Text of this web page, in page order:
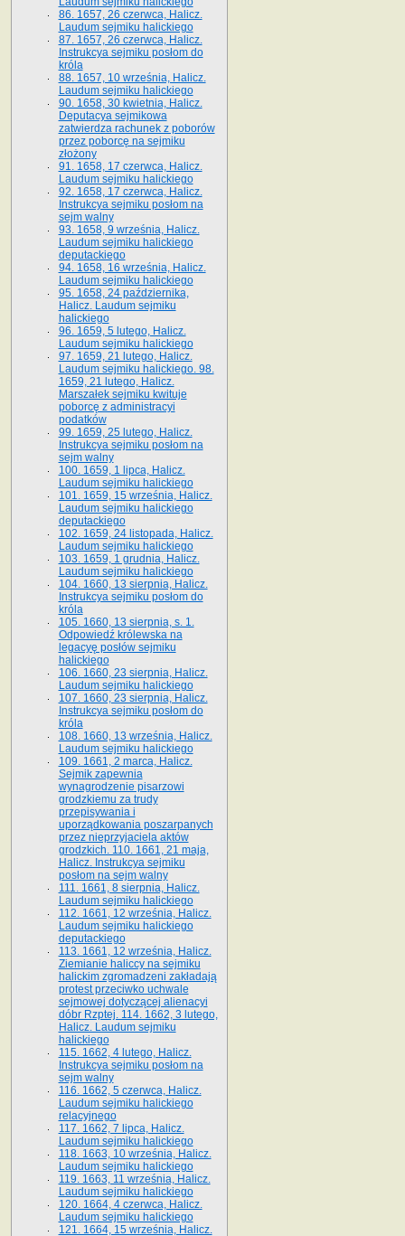
86. 1657, 26 czerwca, Halicz.
Laudum sejmiku halickiego
87. 1657, 26 czerwca, Halicz.
Instrukcya sejmiku posłom do
króla
88. 1657, 10 września, Halicz.
Laudum sejmiku halickiego
90. 1658, 30 kwietnia, Halicz.
Deputacya sejmikowa
zatwierdza rachunek z poborów
przez poborcę na sejmiku
złożony
91. 1658, 17 czerwca, Halicz.
Laudum sejmiku halickiego
92. 1658, 17 czerwca, Halicz.
Instrukcya sejmiku posłom na
sejm walny
93. 1658, 9 września, Halicz.
Laudum sejmiku halickiego
deputackiego
94. 1658, 16 września, Halicz.
Laudum sejmiku halickiego
95. 1658, 24 października,
Halicz. Laudum sejmiku
halickiego
96. 1659, 5 lutego, Halicz.
Laudum sejmiku halickiego
97. 1659, 21 lutego, Halicz.
Laudum sejmiku halickiego. 98.
1659, 21 lutego, Halicz.
Marszałek sejmiku kwituje
poborcę z administracyi
podatków
99. 1659, 25 lutego, Halicz.
Instrukcya sejmiku posłom na
sejm walny
100. 1659, 1 lipca, Halicz.
Laudum sejmiku halickiego
101. 1659, 15 września, Halicz.
Laudum sejmiku halickiego
deputackiego
102. 1659, 24 listopada, Halicz.
Laudum sejmiku halickiego
103. 1659, 1 grudnia, Halicz.
Laudum sejmiku halickiego
104. 1660, 13 sierpnia, Halicz.
Instrukcya sejmiku posłom do
króla
105. 1660, 13 sierpnia, s. 1.
Odpowiedź królewska na
legacyę posłów sejmiku
halickiego
106. 1660, 23 sierpnia, Halicz.
Laudum sejmiku halickiego
107. 1660, 23 sierpnia, Halicz.
Instrukcya sejmiku posłom do
króla
108. 1660, 13 września, Halicz.
Laudum sejmiku halickiego
109. 1661, 2 marca, Halicz.
Sejmik zapewnia
wynagrodzenie pisarzowi
grodzkiemu za trudy
przepisywania i
uporządkowania poszarpanych
przez nieprzyjaciela aktów
grodzkich. 110. 1661, 21 maja,
Halicz. Instrukcya sejmiku
posłom na sejm walny
111. 1661, 8 sierpnia, Halicz.
Laudum sejmiku halickiego
112. 1661, 12 września, Halicz.
Laudum sejmiku halickiego
deputackiego
113. 1661, 12 września, Halicz.
Ziemianie haliccy na sejmiku
halickim zgromadzeni zakładają
protest przeciwko uchwale
sejmowej dotyczącej alienacyi
dóbr Rzptej. 114. 1662, 3 lutego,
Halicz. Laudum sejmiku
halickiego
115. 1662, 4 lutego, Halicz.
Instrukcya sejmiku posłom na
sejm walny
116. 1662, 5 czerwca, Halicz.
Laudum sejmiku halickiego
relacyjnego
117. 1662, 7 lipca, Halicz.
Laudum sejmiku halickiego
118. 1663, 10 września, Halicz.
Laudum sejmiku halickiego
119. 1663, 11 września, Halicz.
Laudum sejmiku halickiego
120. 1664, 4 czerwca, Halicz.
Laudum sejmiku halickiego
121. 1664, 15 września, Halicz.